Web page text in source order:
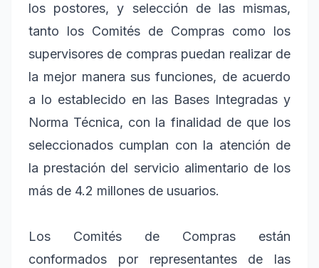
los postores, y selección de las mismas,
tanto los Comités de Compras como los
supervisores de compras puedan realizar de
la mejor manera sus funciones, de acuerdo
a lo establecido en las Bases Integradas y
Norma Técnica, con la finalidad de que los
seleccionados cumplan con la atención de
la prestación del servicio alimentario de los
más de 4.2 millones de usuarios.
Los Comités de Compras están
conformados por representantes de las